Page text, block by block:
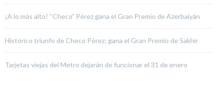
¡A lo más alto! “Checo” Pérez gana el Gran Premio de Azerbaiyán
Histórico triunfo de Checo Pérez; gana el Gran Premio de Sakhir
Tarjetas viejas del Metro dejarán de funcionar el 31 de enero